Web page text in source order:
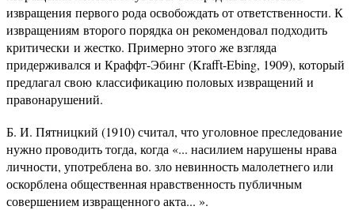
извращения первого рода освобождать от ответственности. К
извращениям второго порядка он рекомендовал подходить
критически и жестко. Примерно этого же взгляда
придерживался и Краффт-Эбинг (Krafft-Ebing, 1909), который
предлагал свою классификацию половых извращений и
правонарушений.
Б. И. Пятницкий (1910) считал, что уголовное преследование
нужно проводить тогда, когда «... насилием нарушены нрава
личности, употреблена во. зло невинность малолетнего или
оскорблена общественная нравственность публичным
совершением извращенного акта... ».